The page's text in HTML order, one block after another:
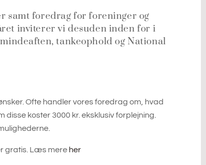
samt foredrag for foreninger og
inviterer vi desuden inden for i
tankeophold og National
Ofte handler vores foredrag om, hvad
koster 3000 kr. eksklusiv forplejning.
gratis. Læs mere her